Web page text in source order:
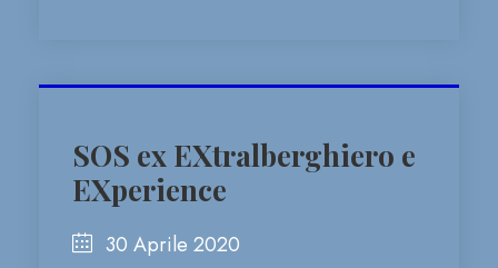
SOS ex EXtralberghiero e
EXperience
30 Aprile 2020